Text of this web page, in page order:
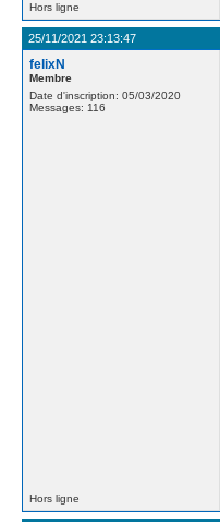
Hors ligne
25/11/2021 23:13:47
felixN
Membre
Date d'inscription: 05/03/2020
Messages: 116
Hors ligne